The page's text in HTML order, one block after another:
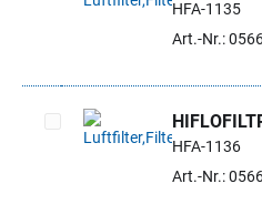
Artikel auswählen
HFA-1135
Art.-Nr.:
Artikel auswählen
HFA-1136
Art.-Nr.: